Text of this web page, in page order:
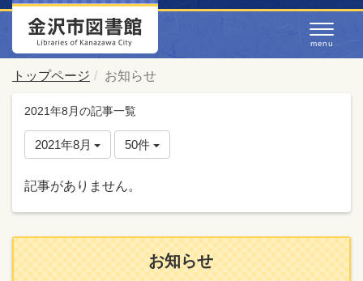
トップページ お知らせ
2021年8月の記事一覧
2021年8月 50件
記事がありません。
お知らせ